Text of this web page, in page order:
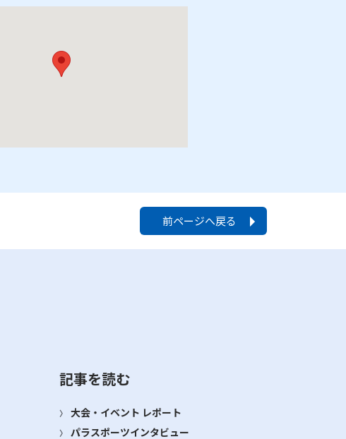
前ページへ戻る
記事を読む
大会・イベント レポート
パラスポーツインタビュー